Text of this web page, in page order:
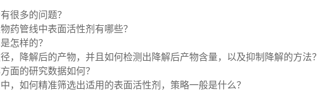
很多的问题？
药管线中表面活性剂有哪些？
怎样的？
，降解后的产物，并且如何检测出降解后产物含量，以及抑制降解的方法？
面的研究数据如何？
，如何精准筛选出适用的表面活性剂，策略一般是什么？